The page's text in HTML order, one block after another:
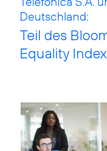
Deutschland:
Teil des
Equality